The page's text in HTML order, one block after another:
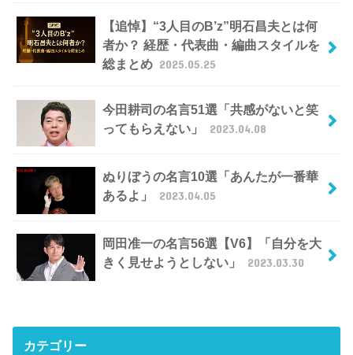
【追悼】“3人目のB’z”明石昌夫とは何
者か？ 経歴・代表曲・編曲スタイルを
総まとめ 2025.05.25
今田耕司の名言51選「共感がないと笑
ってもらえない」
2023.04.08
ぬりぼうの名言10選「あんたが一番華
あるよ」
2023.04.05
岡田准一の名言56選【V6】「自分を大
きく見せようとしない」
2023.03.30
カテゴリー